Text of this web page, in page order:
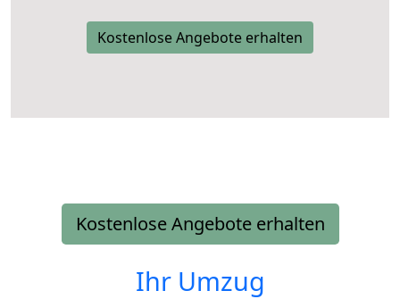
Kostenlose Angebote erhalten
Kostenlose Angebote erhalten
Ihr Umzug